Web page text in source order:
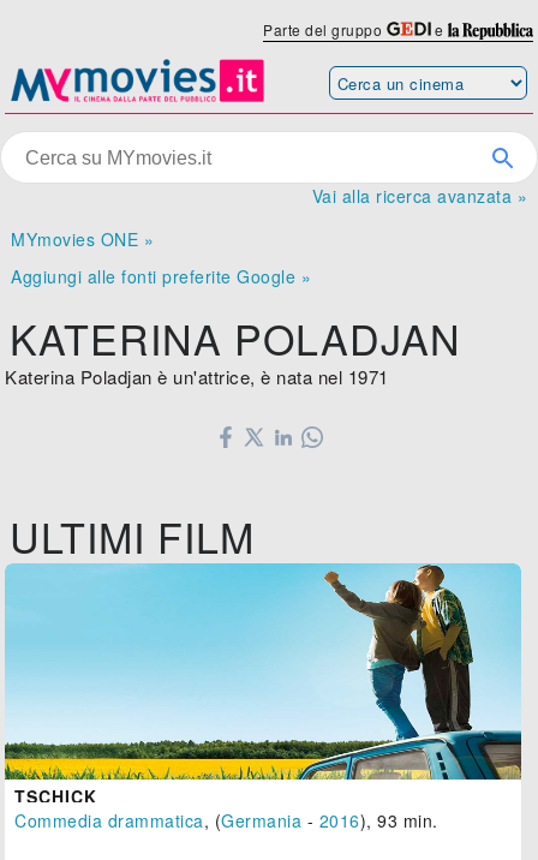
Parte del gruppo e
Vai alla ricerca avanzata »
MYmovies ONE »
Aggiungi alle fonti preferite Google »
KATERINA POLADJAN
Katerina Poladjan è un'attrice, è nata nel 1971
ULTIMI FILM
TSCHICK
Commedia drammatica, (Germania - 2016), 93 min.